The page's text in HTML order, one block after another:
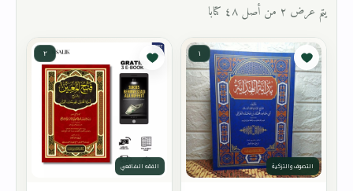
يتم عرض ٢ من أصل ٤٨ كتابا
١
التصوف والتزكية
٢
الفقه الشافعي